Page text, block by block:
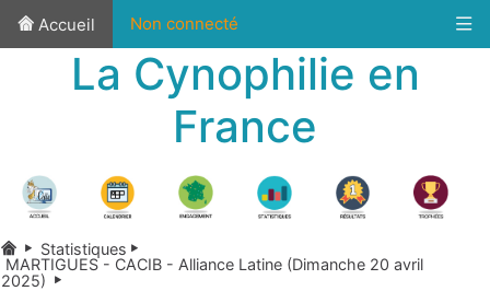
Accueil Non connecté
La Cynophilie en
France
Statistiques
MARTIGUES - CACIB - Alliance Latine (Dimanche 20 avril
2025)